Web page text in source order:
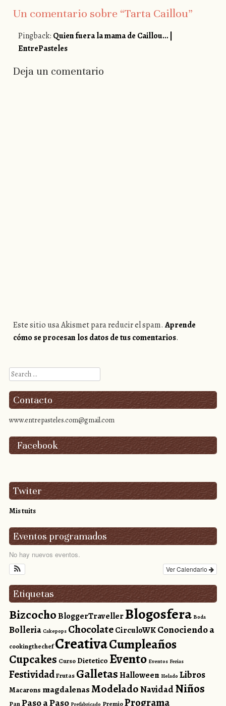
Un comentario sobre “Tarta Caillou”
Pingback: Quien fuera la mama de Caillou… |
EntrePasteles
Deja un comentario
Este sitio usa Akismet para reducir el spam.Aprende
cómo se procesan los datos de tus comentarios.
Search
Contacto
www.entrepasteles.com@gmail.com
Facebook
Twiter
Mis tuits
Eventos programados
No hay nuevos eventos.
Ver Calendario
Etiquetas
BizcochoBloggerTravellerBlogosfera Boda
Bolleria Cakepops ChocolateCirculoWKConociendo a
cookingthechef CreativaCumpleaños
Cupcakes CursoDietetico Evento Eventos Ferias
FestividadFrutas GalletasHalloween Helado Libros
Macarons magdalenasModeladoNavidadNiños
PanPaso a Paso Prefabricado PremioPrograma